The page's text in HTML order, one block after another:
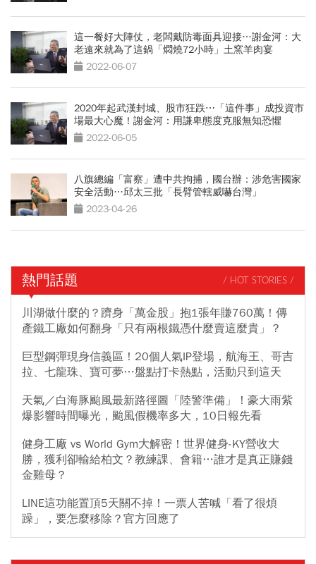
這一餐好大陣仗，老闆戴防毒面具迎接…謝金河：大
老遠來就為了這鍋「燜燒72小時」土窯羊肉宴
2022-06-07
2020年起武漢封城、股市狂跌⋯「這件事」成投資市
場最大心魔！謝金河：用謙卑態度克服無知恐懼
2022-06-05
八旗總編「富察」遭中共拘捕，國台辦：涉危害國家
安全活動…邱太三批「長臂管轄威嚇台灣」
2023-04-26
熱門話題 / HOT STORIES /
川湖做什麼的？躋身「萬金股」抱1張年賺760萬！傳
產鐵工廠如何翻身「只有兩根鐵憑什麼賣這麼貴」？
巨型鋼彈現身信義區！20個人氣IP登場，航海王、哥吉
拉、七龍珠、寶可夢…盤點打卡熱點，活動只到這天
天氣／白海豚颱風最新路徑圖「陸警準備」！豪大雨紫
爆影響時間曝光，颱風假機率多大，10日報先看
健身工廠 vs World Gym大解密！世界健身-KY營收大
勝，獲利卻輸給柏文？教練課、會籍…誰才是真正賺錢
金雞母？
LINE這功能置頂5天關不掉！一票人苦喊「看了很煩
躁」，要怎麼移除？官方回應了